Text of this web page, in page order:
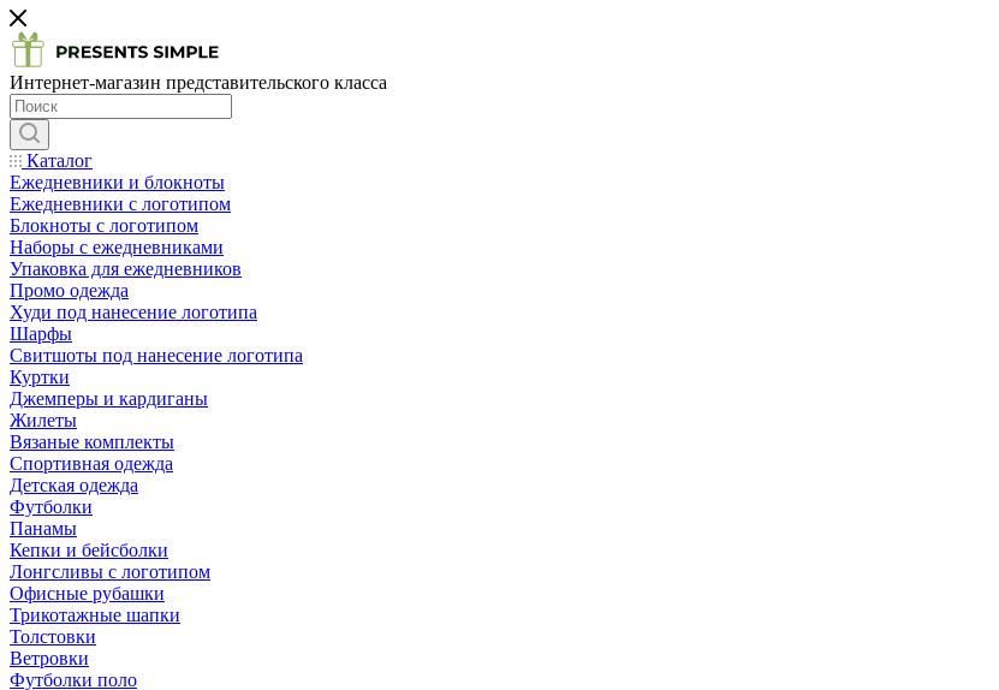
Интернет-магазин представительского класса
Каталог
Ежедневники и блокноты
Ежедневники с логотипом
Блокноты с логотипом
Наборы с ежедневниками
Упаковка для ежедневников
Промо одежда
Худи под нанесение логотипа
Шарфы
Свитшоты под нанесение логотипа
Куртки
Джемперы и кардиганы
Жилеты
Вязаные комплекты
Спортивная одежда
Детская одежда
Футболки
Панамы
Кепки и бейсболки
Лонгсливы с логотипом
Офисные рубашки
Трикотажные шапки
Толстовки
Ветровки
Футболки поло